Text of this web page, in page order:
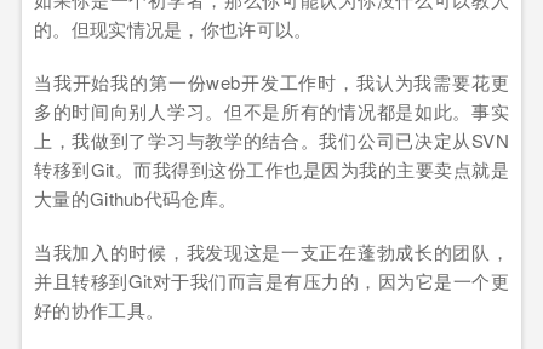
的。但现实情况是，你也许可以。
当我开始我的第一份web开发工作时，我认为我需要花更
多的时间向别人学习。但不是所有的情况都是如此。事实
上，我做到了学习与教学的结合。我们公司已决定从SVN
转移到Git。而我得到这份工作也是因为我的主要卖点就是
大量的Github代码仓库。
当我加入的时候，我发现这是一支正在蓬勃成长的团队，
并且转移到Git对于我们而言是有压力的，因为它是一个更
好的协作工具。